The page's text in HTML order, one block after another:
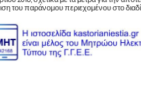
του παράνομου περιεχομένου στο